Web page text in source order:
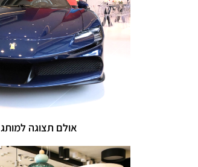
אולם תצוגה למותג Ferrari